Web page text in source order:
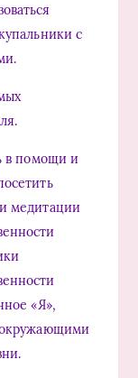
с
в помощи и
медитации
«Я»,